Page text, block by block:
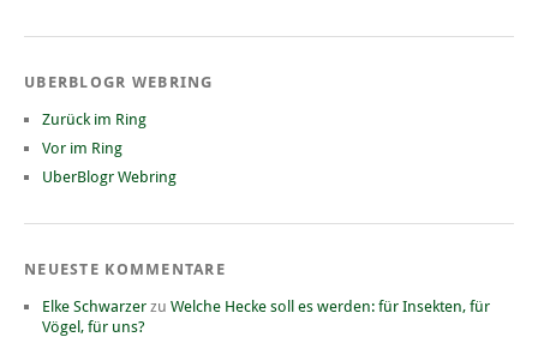
UBERBLOGR WEBRING
Zurück im Ring
Vor im Ring
UberBlogr Webring
NEUESTE KOMMENTARE
Elke Schwarzer zu Welche Hecke soll es werden: für Insekten, für
Vögel, für uns?